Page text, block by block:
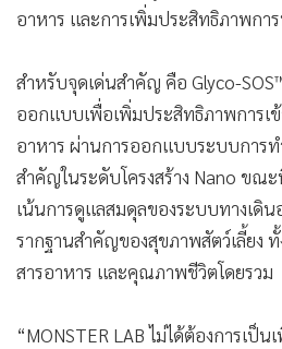
อาหาร และการเพิ่มประสิทธิภาพกา
สำหรับจุดเด่นสำคัญ คือ Glyco-
ออกแบบเพื่อเพิ่มประสิทธิภาพการเ
อาหาร ผ่านการออกแบบระบบการ
สำคัญในระดับโครงสร้าง Nano ขณ
เน้นการดูแลสมดุลของระบบทางเดิ
รากฐานสำคัญของสุขภาพสัตว์เลี้ยง
สารอาหาร และคุณภาพชีวิตโดยรวม
“MONSTER LAB ไม่ได้ต้องการเป็